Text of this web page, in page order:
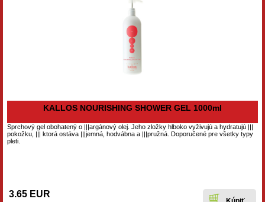
KALLOS NOURISHING SHOWER GEL 1000ml
Sprchový gel obohatený o |||argánový olej. Jeho zložky hlboko vyživujú a hydratujú |||
pokožku, ||| ktorá ostáva |||jemná, hodvábna a |||pružná. Doporučené pre všetky typy
pleti.
3.65 EUR